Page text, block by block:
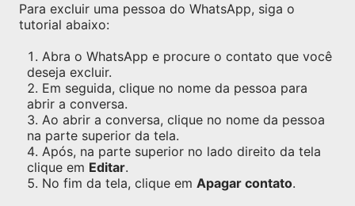
Para excluir uma pessoa do WhatsApp, siga o
tutorial abaixo:
Abra o WhatsApp e procure o contato que você
deseja excluir.
Em seguida, clique no nome da pessoa para
abrir a conversa.
Ao abrir a conversa, clique no nome da pessoa
na parte superior da tela.
Após, na parte superior no lado direito da tela
clique em Editar.
No fim da tela, clique em Apagar contato.